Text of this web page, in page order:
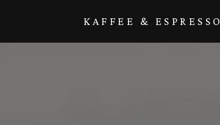
KAFFEE & ESPRESSO